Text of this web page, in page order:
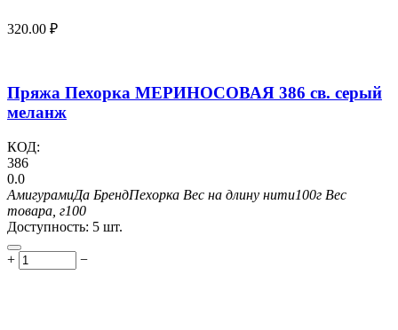
320.00 ₽
Пряжа Пехорка МЕРИНОСОВАЯ 386 св. серый
меланж
КОД:
386
0.0
АмигурамиДа БрендПехорка Вес на длину нити100г Вес
товара, г100
Доступность: 5 шт.
+ −